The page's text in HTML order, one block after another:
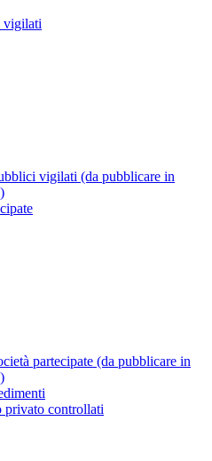
vigilati
vigilati (da pubblicare in
partecipate (da pubblicare in
controllati